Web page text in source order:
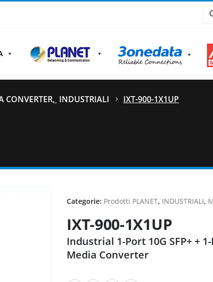
CONVERTER, INDUSTRIALI IXT-900-1X1UP
Categorie: Prodotti PLANET, INDUSTRIALI,
IXT-900-1X1UP
Industrial 1-Port 10G SFP+ +
Media Converter